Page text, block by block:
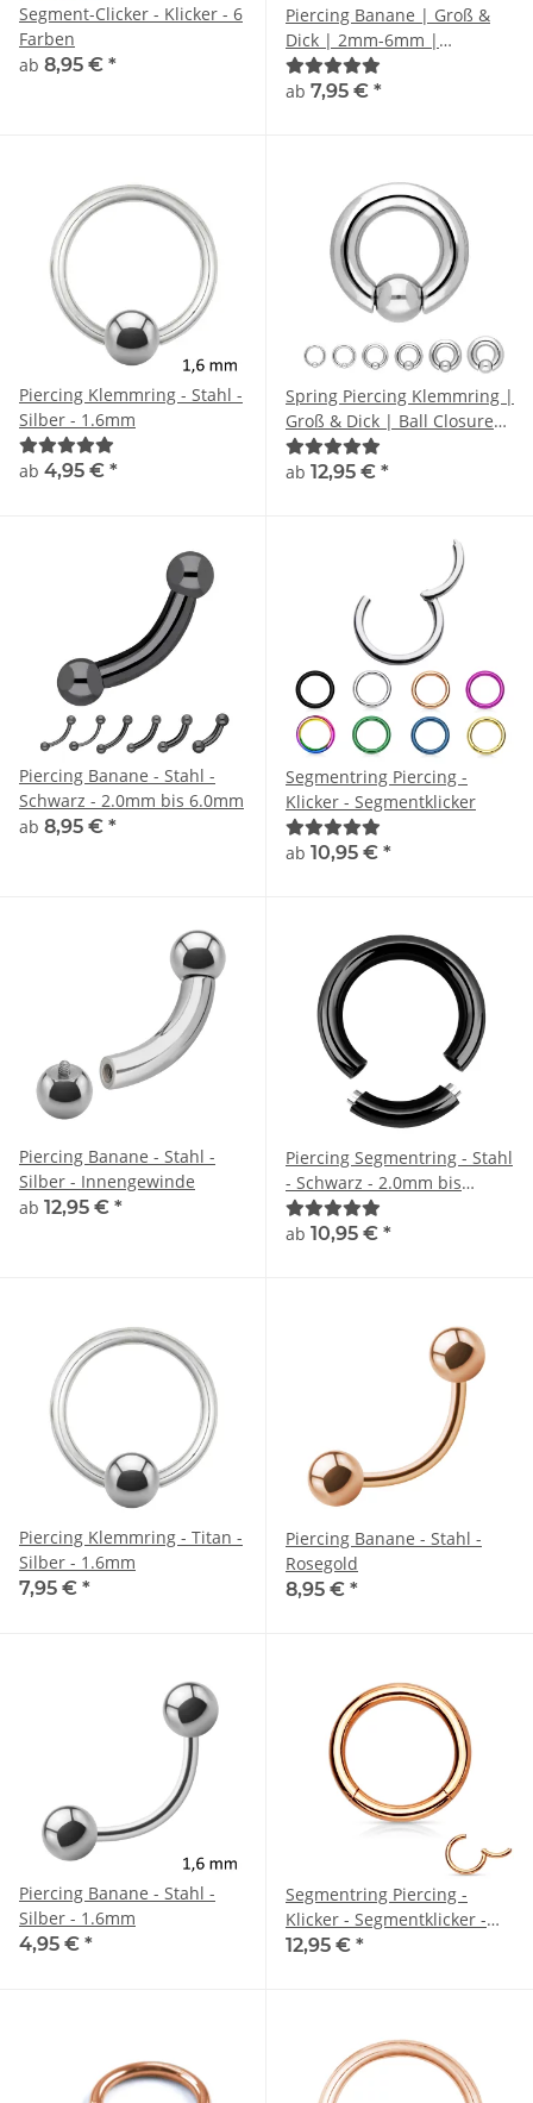
Segment-Clicker - Klicker - 6
Farben
ab 8,95 € *
Piercing Banane | Groß &
Dick | 2mm-6mm |
Chirurgenstahl |
Bananabell
ab 7,95 € *
Piercing Klemmring - Stahl -
Silber - 1.6mm
ab 4,95 € *
Spring Piercing Klemmring |
Groß & Dick | Ball Closure
Ring BCR
ab 12,95 € *
Piercing Banane - Stahl -
Schwarz - 2.0mm bis 6.0mm
ab 8,95 € *
Segmentring Piercing -
Klicker - Segmentklicker
ab 10,95 € *
Piercing Banane - Stahl -
Silber - Innengewinde
ab 12,95 € *
Piercing Segmentring - Stahl
- Schwarz - 2.0mm bis
6.0mm
ab 10,95 € *
Piercing Klemmring - Titan -
Silber - 1.6mm
7,95 € *
Piercing Banane - Stahl -
Rosegold
8,95 € *
Piercing Banane - Stahl -
Silber - 1.6mm
4,95 € *
Segmentring Piercing -
Klicker - Segmentklicker -
Rosegold
12,95 € *